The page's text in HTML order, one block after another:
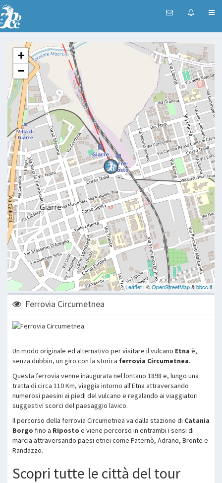
Ferrovia Circumetnea
Un modo originale ed alternativo per visitare il vulcano Etna è,
senza dubbio, un giro con la storica ferrovia Circumetnea.
Questa ferrovia venne inaugurata nel lontano 1898 e, lungo una
tratta di circa 110 Km, viaggia intorno all'Etna attraversando
numerosi paesini ai piedi del vulcano e regalando ai viaggiatori
suggestivi scorci del paesaggio lavico.
Il percorso della ferrovia Circumetnea va dalla stazione di Catania
Borgo fino a Riposto e viene percorso in entrambi i sensi di
marcia attraversando paesi etnei come Paternò, Adrano, Bronte e
Randazzo.
Scopri tutte le città del tour